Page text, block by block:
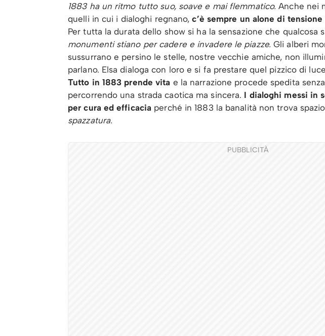
1883 ha un ritmo tutto suo, soave e mai flemmatico.Anche nei
quelli in cui i dialoghi regnano, c’è sempre un alone di
Per tutta la durata dello show si ha la sensazione che qualcosa
monumenti stiano per cadere e invadere le piazze. Gli alberi
sussurrano e persino le stelle, nostre vecchie amiche, non
parlano. Elsa dialoga con loro e si fa prestare quel pizzico di
Tutto in 1883 prende vita e la narrazione procede spedita
percorrendo una strada caotica ma sincera. I dialoghi messi in
per cura ed efficacia perché in 1883 la banalità non trova
spazzatura.
PUBBLICITÀ